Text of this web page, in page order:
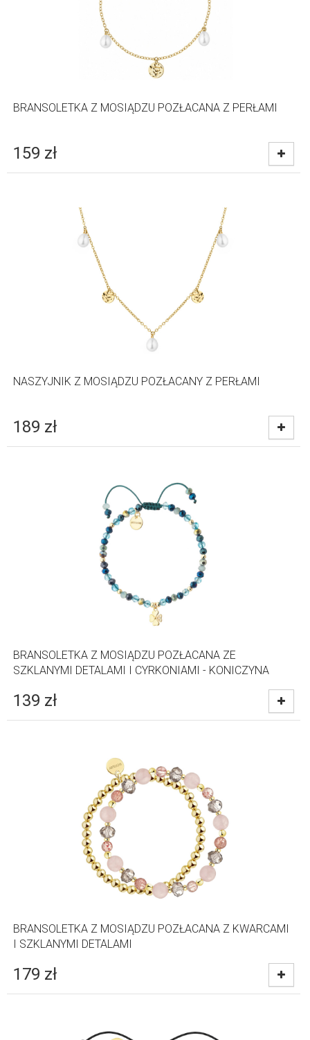
BRANSOLETKA Z MOSIĄDZU POZŁACANA Z PERŁAMI
159 zł
NASZYJNIK Z MOSIĄDZU POZŁACANY Z PERŁAMI
189 zł
BRANSOLETKA Z MOSIĄDZU POZŁACANA ZE
SZKLANYMI DETALAMI I CYRKONIAMI - KONICZYNA
139 zł
BRANSOLETKA Z MOSIĄDZU POZŁACANA Z KWARCAMI
I SZKLANYMI DETALAMI
179 zł